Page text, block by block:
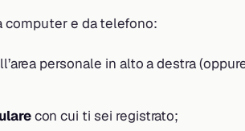
computer e da telefono:
personale in alto a destra
con cui ti sei registrato;